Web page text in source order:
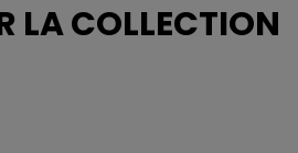
LA COLLECTION